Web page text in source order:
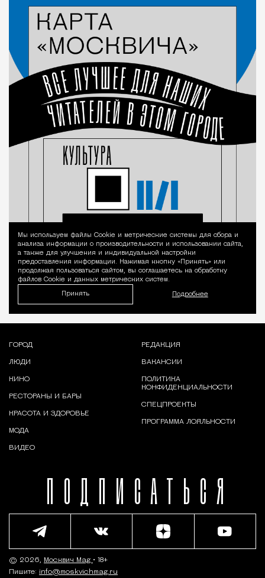
Уведомление
Мы используем файлы Сookie и метрические системы для сбора и
анализа информации о производительности и использовании сайта,
а также для улучшения и индивидуальной настройки
предоставления информации. Нажимая кнопку «Принять» или
продолжая пользоваться сайтом, вы соглашаетесь на обработку
файлов Cookie и данных метрических систем.
Принять Подробнее
ПОДПИСАТЬСЯ
ГОРОД
ЛЮДИ
КИНО
РЕСТОРАНЫ И БАРЫ
КРАСОТА И ЗДОРОВЬЕ
МОДА
ВИДЕО
РЕДАКЦИЯ
ВАКАНСИИ
ПОЛИТИКА
КОНФИДЕНЦИАЛЬНОСТИ
СПЕЦПРОЕКТЫ
ПРОГРАММА ЛОЯЛЬНОСТИ
© 2026, Москвич Mag • 18+
Пишите: info@moskvichmag.ru